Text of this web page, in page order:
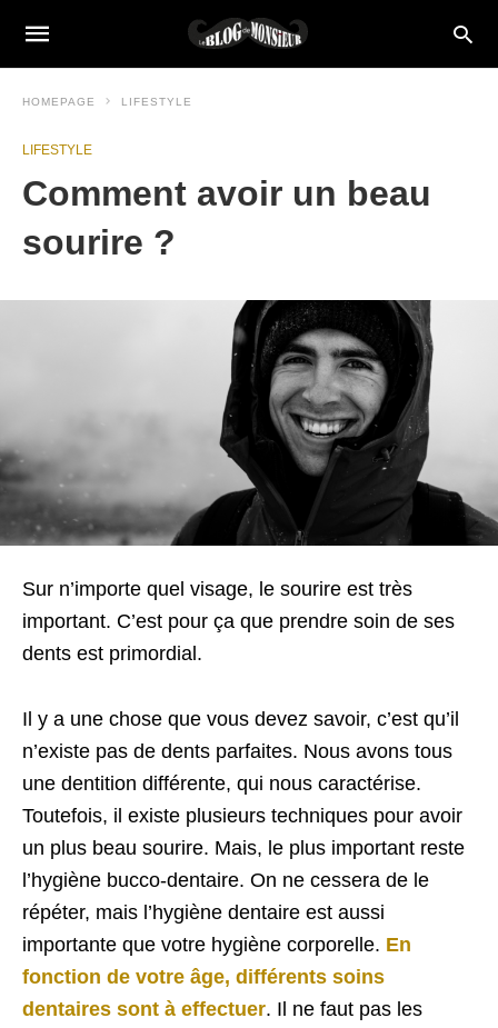
HOMEPAGE LIFESTYLE
LIFESTYLE
Comment avoir un beau
sourire ?
Sur n’importe quel visage, le sourire est très
important. C’est pour ça que prendre soin de ses
dents est primordial.
Il y a une chose que vous devez savoir, c’est qu’il
n’existe pas de dents parfaites. Nous avons tous
une dentition différente, qui nous caractérise.
Toutefois, il existe plusieurs techniques pour avoir
un plus beau sourire. Mais, le plus important reste
l’hygiène bucco-dentaire. On ne cessera de le
répéter, mais l’hygiène dentaire est aussi
importante que votre hygiène corporelle. En
fonction de votre âge, différents soins
dentaires sont à effectuer. Il ne faut pas les